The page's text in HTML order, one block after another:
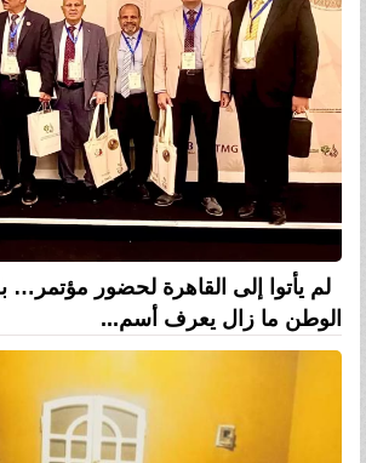
لم يأتوا إلى القاهرة لحضور مؤتمر…
الوطن ما زال يعرف أسم...